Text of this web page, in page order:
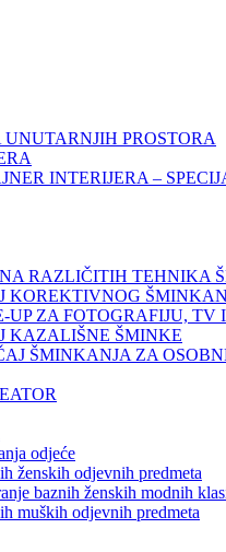
PROSTORA
INTERIJERA –
RAZLIČITIH TEHNIKA
KOREKTIVNOG
UP ZA FOTOGRAFIJU, TV
KAZALIŠNE ŠMINKE
ŠMINKANJA ZA
odjeće
ženskih odjevnih predmeta
baznih ženskih modnih
muških odjevnih predmeta